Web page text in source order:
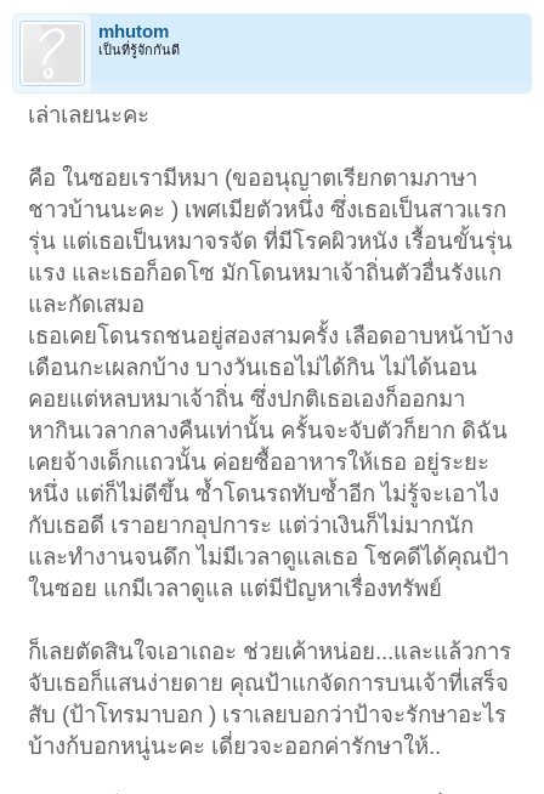
mhutom
เป็นที่รู้จักกันดี
เล่าเลยนะคะ
คือ ในซอยเรามีหมา (ขออนุญาตเรียกตามภาษา
ชาวบ้านนะคะ ) เพศเมียตัวหนึ่ง ซึ่งเธอเป็นสาวแรก
รุ่น แต่เธอเป็นหมาจรจัด ที่มีโรคผิวหนัง เรื้อนขั้นรุ่น
แรง และเธอก็อดโซ มักโดนหมาเจ้าถิ่นตัวอื่นรังแก
และกัดเสมอ
เธอเคยโดนรถชนอยู่สองสามครั้ง เลือดอาบหน้าบ้าง
เดือนกะเผลกบ้าง บางวันเธอไม่ได้กิน ไม่ได้นอน
คอยแต่หลบหมาเจ้าถิ่น ซึ่งปกติเธอเองก็ออกมา
หากินเวลากลางคืนเท่านั้น ครั้นจะจับตัวก็ยาก ดิฉัน
เคยจ้างเด็กแถวนั้น ค่อยซื้ออาหารให้เธอ อยู่ระยะ
หนึ่ง แต่ก็ไม่ดีขึ้น ซ้ำโดนรถทับซ้ำอีก ไม่รู้จะเอาไง
กับเธอดี เราอยากอุปการะ แต่ว่าเงินก็ไม่มากนัก
และทำงานจนดึก ไม่มีเวลาดูแลเธอ โชคดีได้คุณป้า
ในซอย แกมีเวลาดูแล แต่มีปัญหาเรื่องทรัพย์
ก็เลยตัดสินใจเอาเถอะ ช่วยเค้าหน่อย...และแล้วการ
จับเธอก็แสนง่ายดาย คุณป้าแกจัดการบนเจ้าที่เสร็จ
สับ (ป้าโทรมาบอก ) เราเลยบอกว่าป้าจะรักษาอะไร
บ้างก้บอกหนู่นะคะ เดี่ยวจะออกค่ารักษาให้..